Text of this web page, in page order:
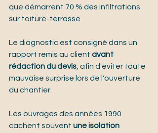
que démarrent 70 % des infiltrations
sur toiture-terrasse.
Le diagnostic est consigné dans un
rapport remis au client avant
rédaction du devis, afin d'éviter toute
mauvaise surprise lors de l'ouverture
du chantier.
Les ouvrages des années 1990
cachent souvent une isolation